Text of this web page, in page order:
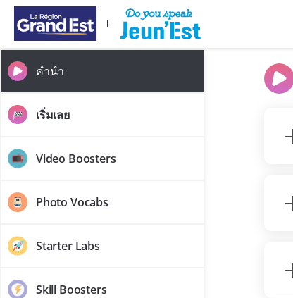
ข้ามไปยังเนื้อหาหลัก
คำนำ
เริ่มเลย
Video Boosters
Photo Vocabs
Starter Labs
Skill Boosters